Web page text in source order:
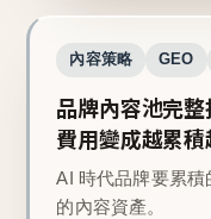
內容策略 GEO
品牌內容池完
費用變成越累
AI 時代品牌要累積
的內容資產。